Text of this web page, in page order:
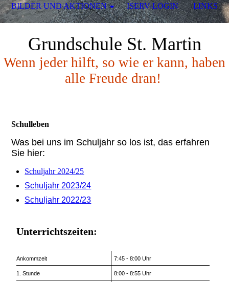
Grundschule St. Martin
Wenn jeder hilft, so wie er kann, haben
alle Freude dran!
Schulleben
Was bei uns im Schuljahr so los ist, das erfahren
Sie hier:
Schuljahr 2024/25
Schuljahr 2023/24
Schuljahr 2022/23
Unterrichtszeiten:
Ankommzeit 7:45 - 8:00 Uhr
1. Stunde 8:00 - 8:55 Uhr
BILDER UND AKTIONEN ISERV-LOGIN LINKS